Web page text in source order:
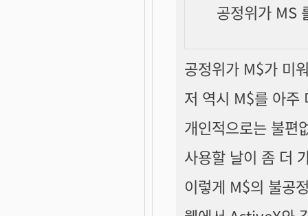
공정위가 MS
공정위가 M$가 미
저 역시 M$를 아주
개인적으로는 불편
사용할 날이 좀 더
이렇게 M$의 불공